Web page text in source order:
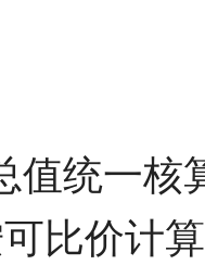
值统一核
比价计